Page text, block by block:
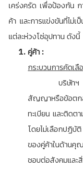
เคร่งครัด เพื่อป้องกัน
ค้า และการแข่งขันที่ไม่
แต่ละห่วงโซ่อุปทาน ดังนี้
คู่ค้า :
กระบวนการคัดเลื
บริษัทฯ
สัญญาหรือข้อต
ทะเบียน และติดต
โดยไม่เลือกปฏิบั
ของคู่ค้าในด้านคุ
ชอบต่อสังคมและ